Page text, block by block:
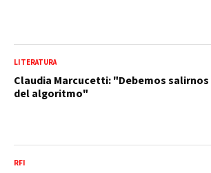
LITERATURA
Claudia Marcucetti: "Debemos salirnos
del algoritmo"
RFI